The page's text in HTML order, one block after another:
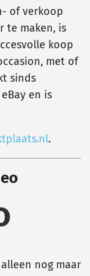
of verkoop
te maken, is
koop
met of
sinds
en is
.
nog maar